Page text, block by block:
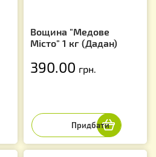
Вощина "Медове
Місто" 1 кг (Дадан)
390.00 грн.